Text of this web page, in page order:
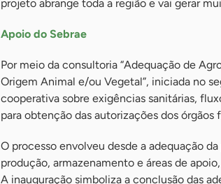
projeto abrange toda a região e vai gerar
Apoio do Sebrae
Por meio da consultoria “Adequação de
Origem Animal e/ou Vegetal”, iniciada no
cooperativa sobre exigências sanitárias,
para obtenção das autorizações dos órgãos
O processo envolveu desde a adequação
produção, armazenamento e áreas de
A inauguração simboliza a conclusão das